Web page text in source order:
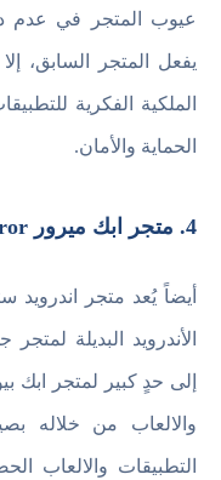
عيوب المتجر في عدم
يفعل المتجر السابق،
الملكية الفكرية
الحماية والأمان.
4. متجر ابك ميرور APKMirror
الأندرويد البديلة
إلى حدٍ كبير لمتجر ابك
التطبيقات والالعاب